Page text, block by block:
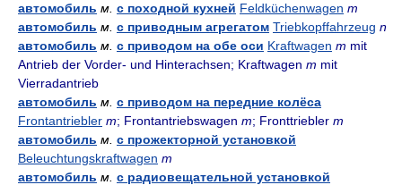
автомобиль м. с походной кухней Feldküchenwagen m
автомобиль м. с приводным агрегатом Triebkopffahrzeug n
автомобиль м. с приводом на обе оси Kraftwagen m mit
Antrieb der Vorder- und Hinterachsen; Kraftwagen m mit
Vierradantrieb
автомобиль м. с приводом на передние колёса
Frontantriebler m; Frontantriebswagen m; Fronttriebler m
автомобиль м. с прожекторной установкой
Beleuchtungskraftwagen m
автомобиль м. с радиовещательной установкой